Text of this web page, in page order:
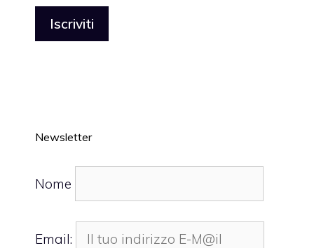
Newsletter
Nome
Email: